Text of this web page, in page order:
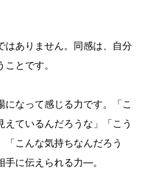
はありません。同感は、自分
とです。
なって感じる力です。「こ
ているんだろうな」「こう
こんな気持ちなんだろう
手に伝えられる力―。